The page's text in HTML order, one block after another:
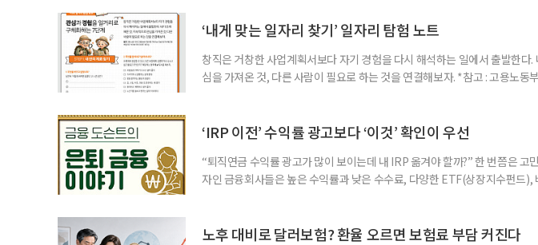
고령층은 825명(33.8%), 80세 이상은 300명(12.3%)으로 집계됐다. 연령별
‘내게 맞는 일자리 찾기’ 일자리 탐험 노트
창직은 거창한 사업계획서보다 자기 경험을 다시 해석하는 일에서 출발한다
심을 가져온 것, 다른 사람이 필요로 하는 것을 연결해보자. *참고 : 고용노동
2._______________ 3._______________ ▷ 그중 내가 직접 해볼 만
‘IRP 이전’ 수익률 광고보다 ‘이것’ 확인이 우선
“퇴직연금 수익률 광고가 많이 보이는데 내 IRP 옮겨야 할까?” 한 번쯤은 고
자인 금융회사들은 높은 수익률과 낮은 수수료, 다양한 ETF(상장지수펀드),
사들이 내세우는 퇴직연금 수익률은 눈에 잘 들어온다. 하지만 수익률 숫자는
노후 대비로 달러보험? 환율 오르면 보험료 부담 커진다